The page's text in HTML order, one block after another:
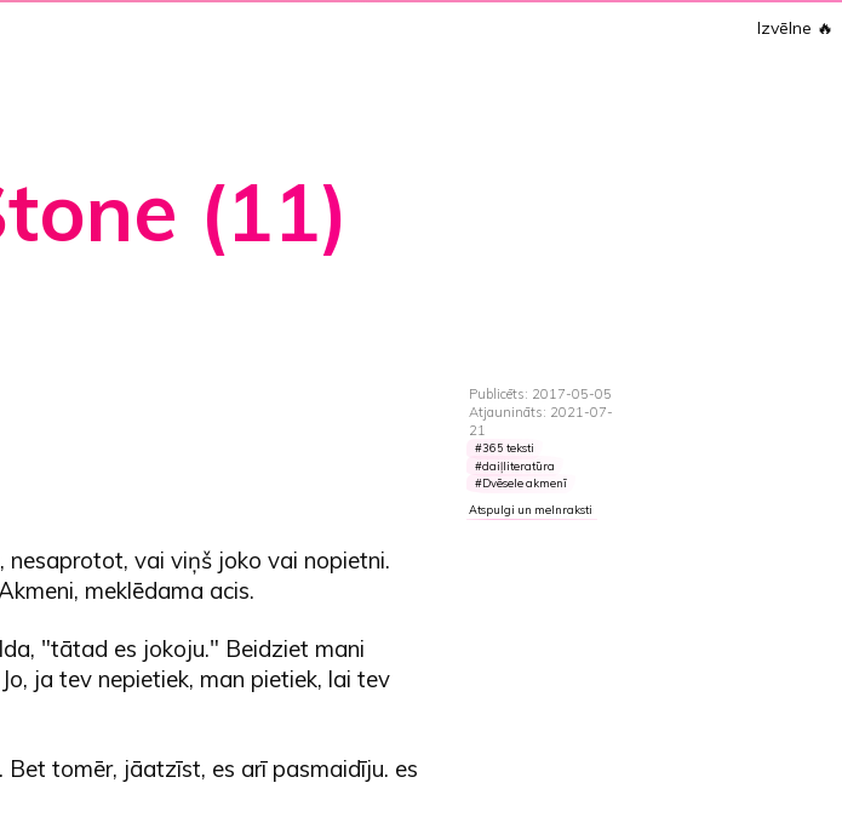
Izvēlne 🔥
(11)
Publicēts: 2017-05-05
Atjaunināts: 2021-07-
21
365 teksti
daiļliteratūra
Dvēsele akmenī
Atspulgi un melnraksti
nesaprotot, vai viņš joko vai nopietni.
meklēdama acis.
"tātad es jokoju." Beidziet mani
ja tev nepietiek, man pietiek, lai tev
Bet tomēr, jāatzīst, es arī pasmaidīju. es